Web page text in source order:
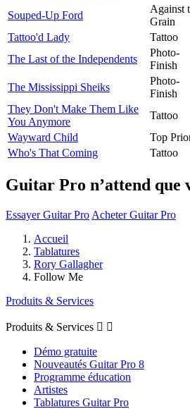
Souped-Up Ford
Against
Grain
Tattoo'd Lady
Tattoo
The Last of the Independents
Photo-
Finish
The Mississippi Sheiks
Photo-
Finish
They Don't Make Them Like
You Anymore
Tattoo
Wayward Child
Top
Who's That Coming
Tattoo
Guitar Pro n’attend que
Essayer Guitar Pro Acheter Guitar Pro
Accueil
Tablatures
Rory Gallagher
Follow Me
Produits & Services
Produits & Services  
Démo gratuite
Nouveautés Guitar Pro 8
Programme éducation
Artistes
Tablatures Guitar Pro